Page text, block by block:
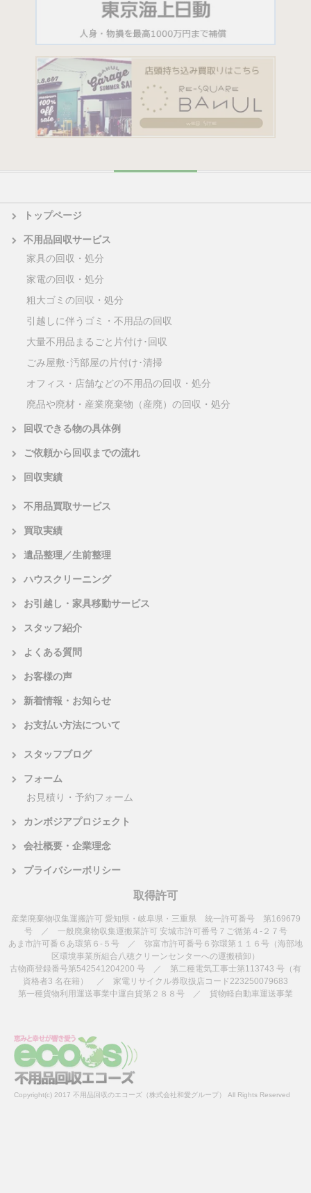
トップページ
不用品回収サービス
家具の回収・処分
家電の回収・処分
粗大ゴミの回収・処分
引越しに伴うゴミ・不用品の回収
大量不用品まるごと片付け･回収
ごみ屋敷･汚部屋の片付け･清掃
オフィス・店舗などの不用品の回収・処分
廃品や廃材・産業廃棄物（産廃）の回収・処分
回収できる物の具体例
ご依頼から回収までの流れ
回収実績
不用品買取サービス
買取実績
遺品整理／生前整理
ハウスクリーニング
お引越し・家具移動サービス
スタッフ紹介
よくある質問
お客様の声
新着情報・お知らせ
お支払い方法について
スタッフブログ
フォーム
お見積り・予約フォーム
カンボジアプロジェクト
会社概要・企業理念
プライバシーポリシー
取得許可
産業廃棄物収集運搬許可 愛知県・岐阜県・三重県 統一許可番号 第169679
号 ／ 一般廃棄物収集運搬業許可 安城市許可番号７ご循第４-２７号
あま市許可番６あ環第６-５号 ／ 弥富市許可番号６弥環第１１６号（海部地
区環境事業所組合八穂クリーンセンターへの運搬積卸）
古物商登録番号第542541204200 号 ／ 第二種電気工事士第113743 号（有
資格者3 名在籍） ／ 家電リサイクル券取扱店コード223250079683
第一種貨物利用運送事業中運自貨第２８８号 ／ 貨物軽自動車運送事業
Copyright(c) 2017 不用品回収のエコーズ（株式会社和愛グループ） All Rights Reserved